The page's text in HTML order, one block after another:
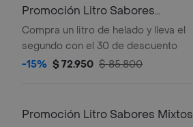
Promoción Litro Sabores
Gourmet
Compra un litro de helado y lleva el
segundo con el 30 de descuento
-15% $ 72.950 $ 85.800
Promoción Litro Sabores Mixtos